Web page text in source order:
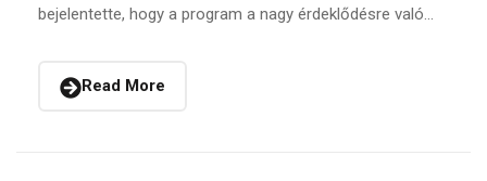
bejelentette, hogy a program a nagy érdeklődésre való...
Read More